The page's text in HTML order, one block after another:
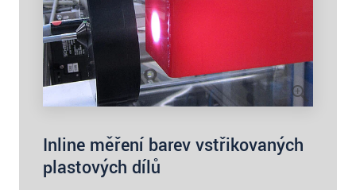
Inline měření barev vstřikovaných
plastových dílů